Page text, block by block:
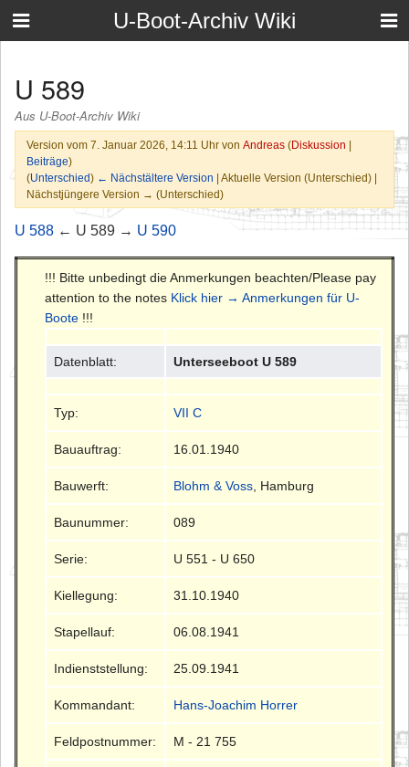
U-Boot-Archiv Wiki
U 589
Aus U-Boot-Archiv Wiki
Version vom 7. Januar 2026, 14:11 Uhr von Andreas (Diskussion |
Beiträge)
(Unterschied) ← Nächstältere Version | Aktuelle Version (Unterschied) |
Nächstjüngere Version → (Unterschied)
U 588 ← U 589 → U 590
!!! Bitte unbedingt die Anmerkungen beachten/Please pay
attention to the notes Klick hier → Anmerkungen für U-
Boote !!!
Datenblatt: Unterseeboot U 589
Typ: VII C
Bauauftrag: 16.01.1940
Bauwerft: Blohm & Voss , Hamburg
Baunummer: 089
Serie: U 551 - U 650
Kiellegung: 31.10.1940
Stapellauf: 06.08.1941
Indienststellung: 25.09.1941
Kommandant: Hans-Joachim Horrer
Feldpostnummer: M - 21 755